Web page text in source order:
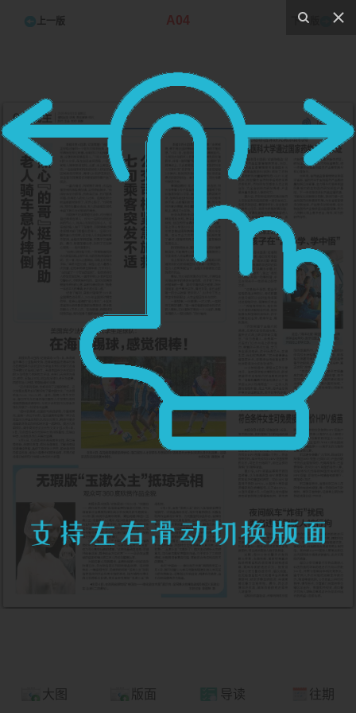
上一版 A04 下一版
大图 版面 导读 往期